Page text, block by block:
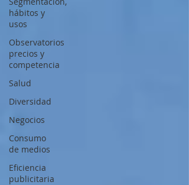
hábitos y
usos
Observatorios
precios y
competencia
Salud
Diversidad
Negocios
Consumo
de medios
Eficiencia
publicitaria